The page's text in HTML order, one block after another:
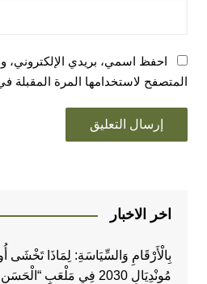
احفظ اسمي، بريدي الإلكتروني،
المتصفح لاستخدامها المرة المقبلة
اخر الاخبار
بِالْأَرْقَامِ وَالسِّيَاسَةِ: لِمَاذَا تَخْشَى
مُونْدِيَالِ 2030 فِي مَلْعَبِ